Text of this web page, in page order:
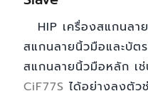
HIP เครื่องสแกนล
สแกนลายนิ้วมือและบัต
สแกนลายนิ้วมือหลัก เช่
CiF77S ได้อย่างลงตัว